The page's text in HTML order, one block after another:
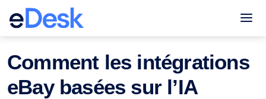
eCommerce Support Central
Comment les intégrations
eBay basées sur l’IA